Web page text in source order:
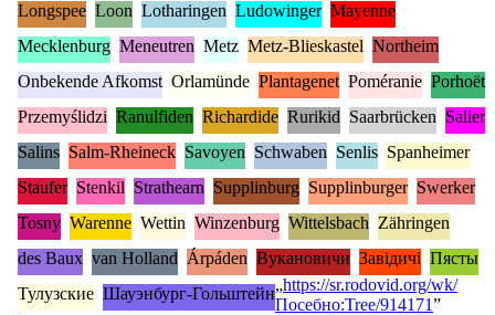
Longspee Loon Lotharingen Ludowinger Mayenne
Mecklenburg Meneutren Metz Metz-Blieskastel Northeim
Onbekende Afkomst Orlamünde Plantagenet Poméranie Porhoët
Przemyślidzi Ranulfiden Richardide Rurikid Saarbrücken Salier
Salins Salm-Rheineck Savoyen Schwaben Senlis Spanheimer
Staufer Stenkil Strathearn Supplinburg Supplinburger Swerker
Tosny Warenne Wettin Winzenburg Wittelsbach Zähringen
des Baux van Holland Árpáden Вукановичи Завідичі Пясты
Тулузские Шауэнбург-Гольштейн„https://sr.rodovid.org/wk/
Посебно:Tree/914171”